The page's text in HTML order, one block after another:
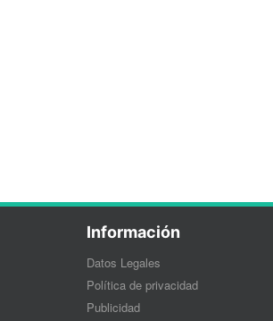
Información
Datos Legales
Política de privacidad
Publicidad